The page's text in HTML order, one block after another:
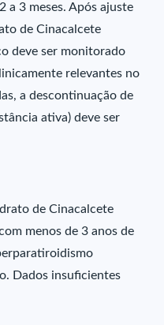
a 3 meses. Após ajuste
de Cinacalcete
deve ser monitorado
relevantes no
a descontinuação de
ativa) deve ser
de Cinacalcete
menos de 3 anos de
Dados insuficientes